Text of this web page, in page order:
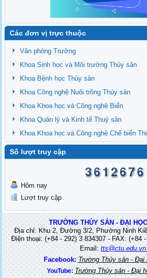
Các đơn vị trực thuộc
Văn phòng Trường
Khoa Sinh học và Môi trường Thủy sản
Khoa Bệnh học Thủy sản
Khoa Công nghệ Nuôi trồng Thủy sản
Khoa Khoa học và Công nghệ Biển
Khoa Quản lý và Kinh tế Thuỷ sản
Khoa Khoa học và Công nghệ Chế biến
Số lượt truy cập
Hôm nay
Lượt truy cập
TRƯỜNG THỦY SẢN - ĐẠI
Địa chỉ: Khu 2, Đường 3/2, Phường Ninh
Điện thoại: (+84 - 292) 3 834307 - FAX: (+84
Email: tts@ctu.edu.vn
Facebook: Trường Thủy sản - Đại
YouTube: Trường Thủy sản - Đại